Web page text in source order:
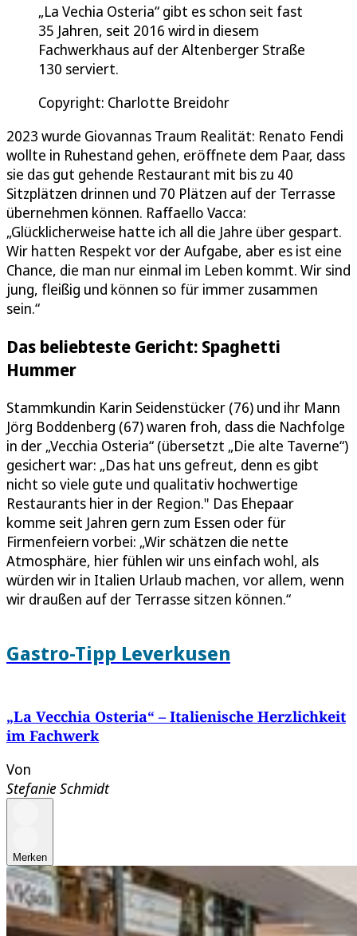
„La Vechia Osteria“ gibt es schon seit fast
35 Jahren, seit 2016 wird in diesem
Fachwerkhaus auf der Altenberger Straße
130 serviert.
Copyright: Charlotte Breidohr
2023 wurde Giovannas Traum Realität: Renato Fendi
wollte in Ruhestand gehen, eröffnete dem Paar, dass
sie das gut gehende Restaurant mit bis zu 40
Sitzplätzen drinnen und 70 Plätzen auf der Terrasse
übernehmen können. Raffaello Vacca:
„Glücklicherweise hatte ich all die Jahre über gespart.
Wir hatten Respekt vor der Aufgabe, aber es ist eine
Chance, die man nur einmal im Leben kommt. Wir sind
jung, fleißig und können so für immer zusammen
sein.“
Das beliebteste Gericht: Spaghetti
Hummer
Stammkundin Karin Seidenstücker (76) und ihr Mann
Jörg Boddenberg (67) waren froh, dass die Nachfolge
in der „Vecchia Osteria“ (übersetzt „Die alte Taverne“)
gesichert war: „Das hat uns gefreut, denn es gibt
nicht so viele gute und qualitativ hochwertige
Restaurants hier in der Region." Das Ehepaar
komme seit Jahren gern zum Essen oder für
Firmenfeiern vorbei: „Wir schätzen die nette
Atmosphäre, hier fühlen wir uns einfach wohl, als
würden wir in Italien Urlaub machen, vor allem, wenn
wir draußen auf der Terrasse sitzen können.“
Gastro-Tipp Leverkusen
„La Vecchia Osteria“ – Italienische Herzlichkeit
im Fachwerk
Von
Stefanie Schmidt
Merken